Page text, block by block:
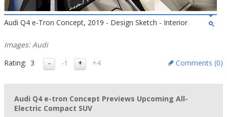
Audi Q4 e-Tron Concept, 2019 - Design Sketch - Interior
Images: Audi
Rating: 3 -1 +4 Comments (0)
Audi Q4 e-tron Concept Previews Upcoming All-
Electric Compact SUV